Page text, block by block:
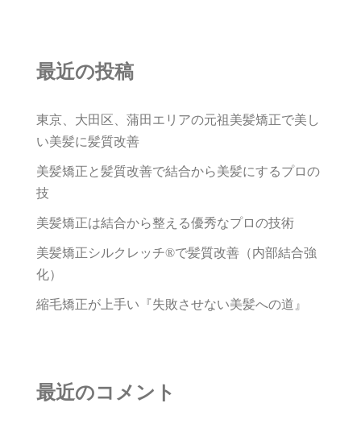
最近の投稿
東京、大田区、蒲田エリアの元祖美髪矯正で美し
い美髪に髪質改善
美髪矯正と髪質改善で結合から美髪にするプロの
技
美髪矯正は結合から整える優秀なプロの技術
美髪矯正シルクレッチ®で髪質改善（内部結合強
化）
縮毛矯正が上手い『失敗させない美髪への道』
最近のコメント